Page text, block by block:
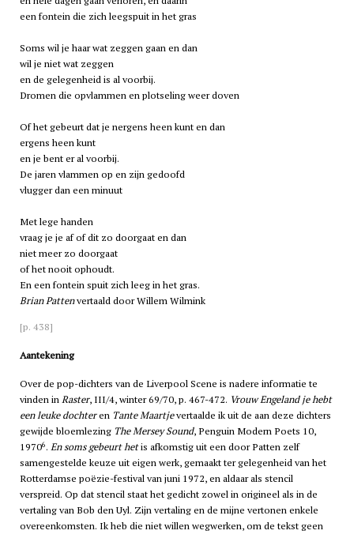
een fontein die zich leegspuit in het gras
Soms wil je haar wat zeggen gaan en dan
wil je niet wat zeggen
en de gelegenheid is al voorbij.
Dromen die opvlammen en plotseling weer doven
Of het gebeurt dat je nergens heen kunt en dan
ergens heen kunt
en je bent er al voorbij.
De jaren vlammen op en zijn gedoofd
vlugger dan een minuut
Met lege handen
vraag je je af of dit zo doorgaat en dan
niet meer zo doorgaat
of het nooit ophoudt.
En een fontein spuit zich leeg in het gras.
Brian Pattenvertaald door Willem Wilmink
[p. 438]
Aantekening
Over de pop-dichters van de Liverpool Scene is nadere informatie te
vinden inRaster, III/4, winter 69/70, p. 467-472. Vrouw Engeland je hebt
een leuke dochteren Tante Maartjevertaalde ik uit de aan deze dichters
gewijde bloemlezing The Mersey Sound, Penguin Modern Poets 10,
19706. En soms gebeurt hetis afkomstig uit een door Patten zelf
samengestelde keuze uit eigen werk, gemaakt ter gelegenheid van het
Rotterdamse poëzie-festival van juni 1972, en aldaar als stencil
verspreid. Op dat stencil staat het gedicht zowel in origineel als in de
vertaling van Bob den Uyl. Zijn vertaling en de mijne vertonen enkele
overeenkomsten. Ik heb die niet willen wegwerken, om de tekst geen